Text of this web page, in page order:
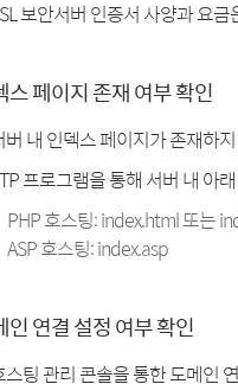
보안서버 인증서 사양과 요금
스 페이지 존재 여부 확인
버 내 인덱스 페이지가 존재하
프로그램을 통해 서버 내 아
PHP 호스팅: index.html 또는
ASP 호스팅: index.asp
인 연결 설정 여부 확인
스팅 관리 콘솔을 통한 도메인